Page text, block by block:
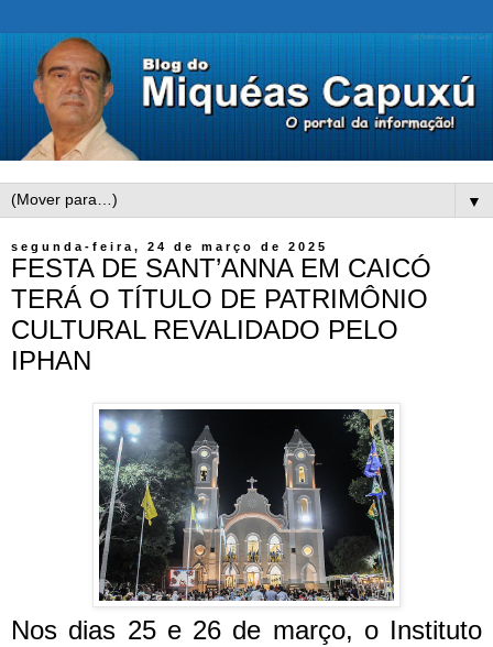
▼
segunda-feira, 24 de março de 2025
FESTA DE SANT’ANNA EM CAICÓ
TERÁ O TÍTULO DE PATRIMÔNIO
CULTURAL REVALIDADO PELO
IPHAN
Nos dias 25 e 26 de março, o Instituto